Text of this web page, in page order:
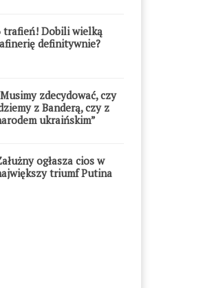
trafień! Dobili wielką
definitywnie?
zdecydować, czy
z Banderą, czy z
ukraińskim”
ogłasza cios w
triumf Putina